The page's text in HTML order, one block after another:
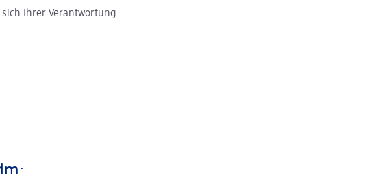
Ihrer Verantwortung